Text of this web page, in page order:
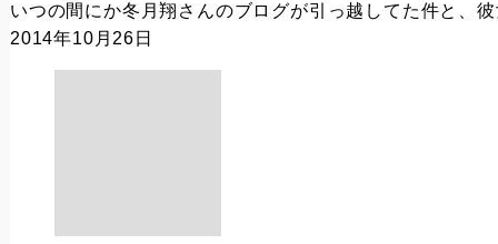
いつの間にか冬月翔さんのブログが引っ越してた件と、
2014年10月26日